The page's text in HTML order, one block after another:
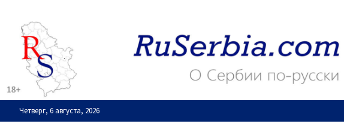
содержимому
Четверг, 6 августа, 2026